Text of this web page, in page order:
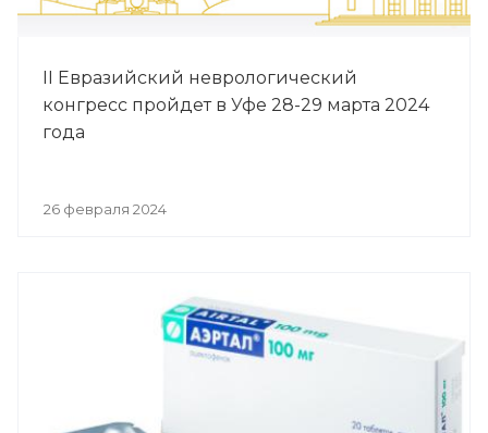
II Евразийский неврологический
конгресс пройдет в Уфе 28-29 марта 2024
года
26 февраля 2024